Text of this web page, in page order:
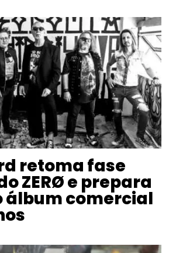
retoma fase
ZERØ e prepara
álbum comercial